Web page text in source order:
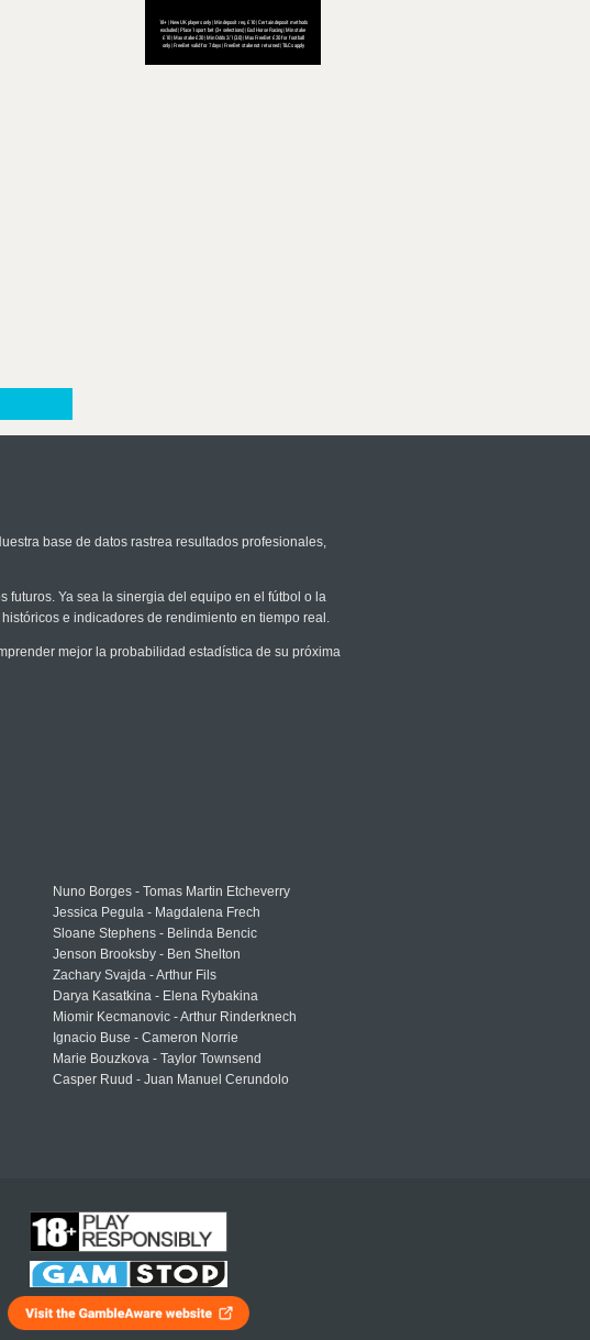
base de datos rastrea resultados profesionales,
futuros. Ya sea la sinergia del equipo en el fútbol o la
e indicadores de rendimiento en tiempo real.
mejor la probabilidad estadística de su próxima
Nuno Borges - Tomas Martin Etcheverry
Jessica Pegula - Magdalena Frech
Sloane Stephens - Belinda Bencic
Jenson Brooksby - Ben Shelton
Zachary Svajda - Arthur Fils
Darya Kasatkina - Elena Rybakina
Miomir Kecmanovic - Arthur Rinderknech
Ignacio Buse - Cameron Norrie
Marie Bouzkova - Taylor Townsend
Casper Ruud - Juan Manuel Cerundolo